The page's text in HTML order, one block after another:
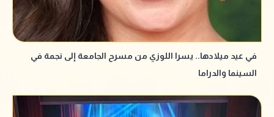
في عيد ميلادها.. يسرا اللوزي من مسرح الجامعة إلى نجمة في
السينما والدراما